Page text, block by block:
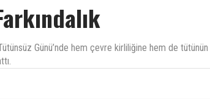
Günü’nde hem çevre kirliliğine hem de tütünün